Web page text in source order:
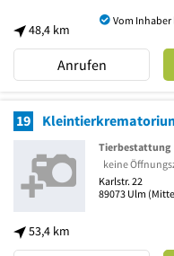
48,4 km
Vom
Anrufen
19
53,4 km
Tierbestattung
keine
Karlstr. 22
89073 Ulm